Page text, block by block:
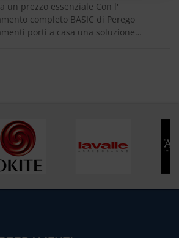
un prezzo essenziale Con l'
completo BASIC di Perego
porti a casa una soluzione…